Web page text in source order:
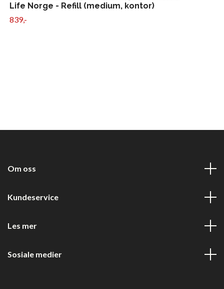
Life Norge - Refill (medium, kontor)
839,-
Om oss
Kundeservice
Les mer
Sosiale medier